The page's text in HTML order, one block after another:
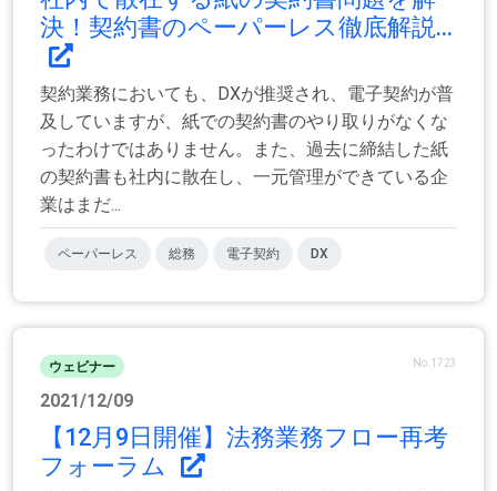
決！契約書のペーパーレス徹底解説...
契約業務においても、DXが推奨され、電子契約が普
及していますが、紙での契約書のやり取りがなくな
ったわけではありません。また、過去に締結した紙
の契約書も社内に散在し、一元管理ができている企
業はまだ...
ペーパーレス 総務 電子契約 DX
ウェビナー No.1723
2021/12/09
【12月9日開催】法務業務フロー再考
フォーラム